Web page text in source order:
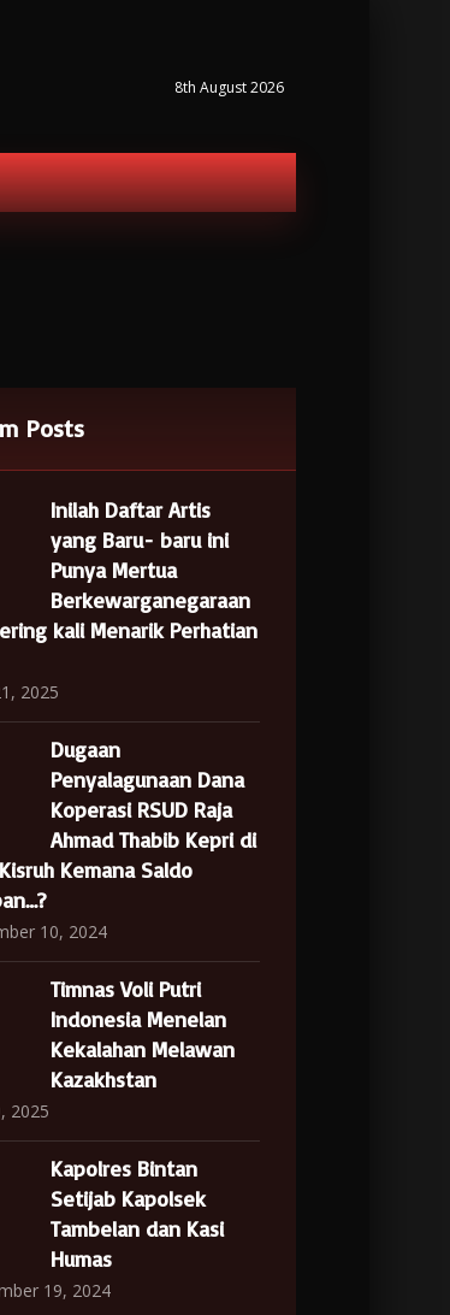
8th August 2026
Posts
Inilah Daftar Artis
yang Baru- baru ini
Punya Mertua
Berkewarganegaraan
kali Menarik Perhatian
2025
Dugaan
Penyalagunaan Dana
Koperasi RSUD Raja
Ahmad Thabib Kepri di
Kemana Saldo
10, 2024
Timnas Voli Putri
Indonesia Menelan
Kekalahan Melawan
Kazakhstan
2025
Kapolres Bintan
Setijab Kapolsek
Tambelan dan Kasi
Humas
19, 2024